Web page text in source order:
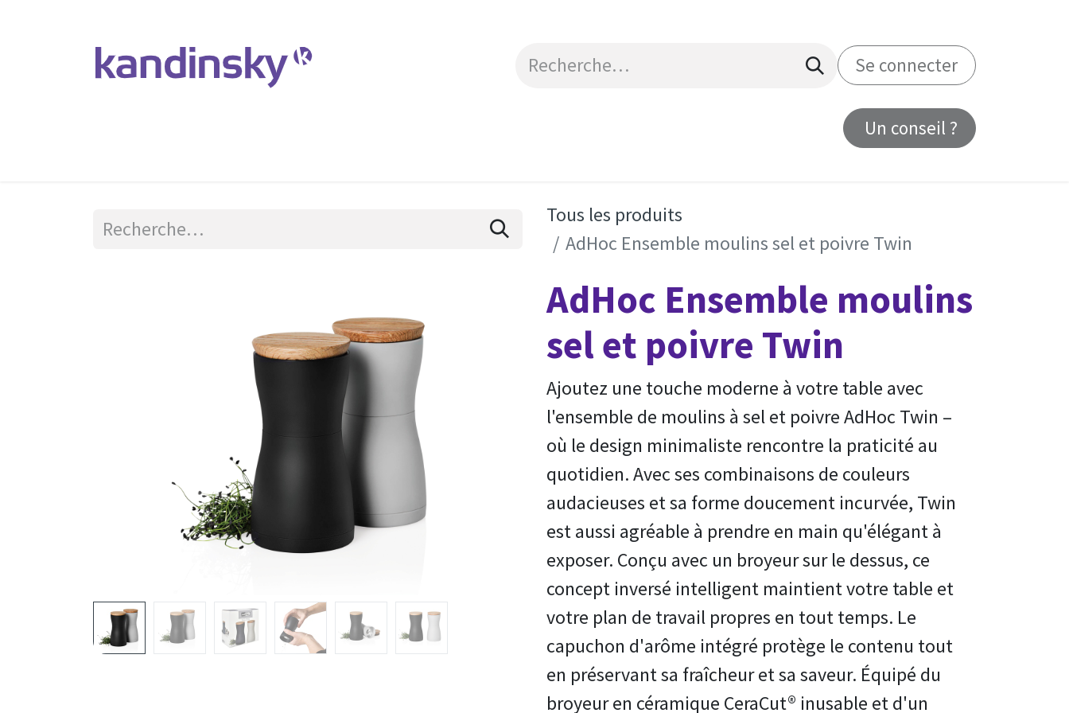
Se connecter
Un conseil ?
Tous les produits
AdHoc Ensemble moulins sel et poivre Twin
AdHoc Ensemble moulins
sel et poivre Twin
Ajoutez une touche moderne à votre table avec
l'ensemble de moulins à sel et poivre AdHoc Twin –
où le design minimaliste rencontre la praticité au
quotidien. Avec ses combinaisons de couleurs
audacieuses et sa forme doucement incurvée, Twin
est aussi agréable à prendre en main qu'élégant à
exposer. Conçu avec un broyeur sur le dessus, ce
concept inversé intelligent maintient votre table et
votre plan de travail propres en tout temps. Le
capuchon d'arôme intégré protège le contenu tout
en préservant sa fraîcheur et sa saveur. Équipé du
broyeur en céramique CeraCut® inusable et d'un